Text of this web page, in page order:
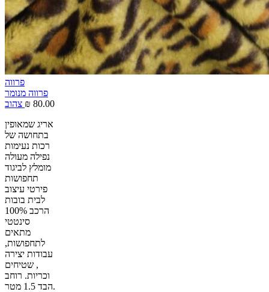
פרווה
פרווה מנומר
₪ 80.00
אריג שמאופין
בתחושה של
רכות נעימות
נפילה מעולה
מומלץ לביגוד
תחפושות
פירטי עיצוב
לבית בובות
הרכב 100%
סינטטי
מתאים
לתחפושות,
עבודות יצירה
, שטיחים
וכריות. רוחב
הבד 1.5 מטר.